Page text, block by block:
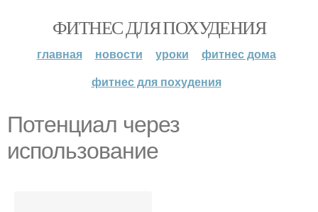
ФИТНЕС ДЛЯ ПОХУДЕНИЯ
главная новости уроки
фитнес дома
фитнес для похудения
Потенциал через
использование